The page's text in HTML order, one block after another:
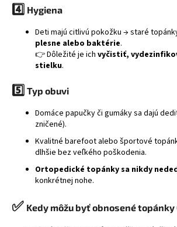
4️⃣ Hygiena
Deti majú citlivú pokožku → staré
plesne alebo baktérie.
👉 Dôležité je ich vyčistiť,
stielku.
5️⃣ Typ obuvi
Domáce papučky či gumáky sa dajú
zničené).
Kvalitné barefoot alebo športové
dlhšie bez veľkého poškodenia.
Ortopedické topánky sa nikdy
konkrétnej nohe.
✅ Kedy môžu byť obnosené topánky